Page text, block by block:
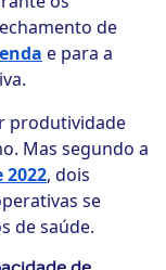
de
e para a
produtividade
Mas segundo a
, dois
se
de saúde.